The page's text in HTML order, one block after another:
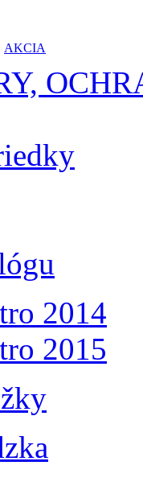
AKCIA
2014
2015